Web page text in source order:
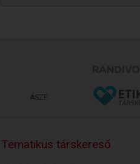
ÁSZF
Tematikus társkereső